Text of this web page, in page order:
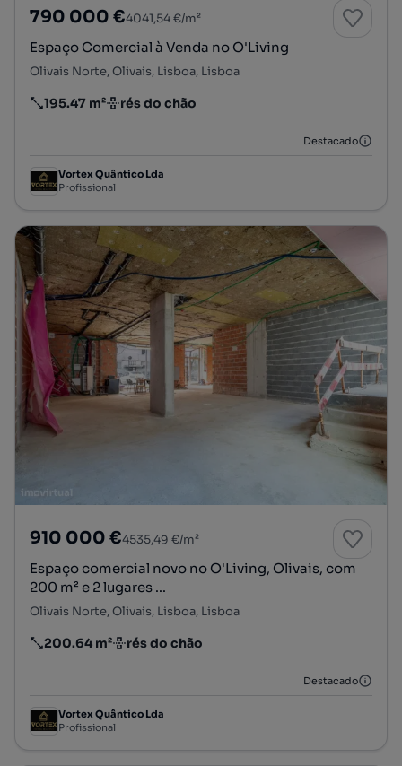
790 000 €4041,54 €/m²
Espaço Comercial à Venda no O'Living
Olivais Norte, Olivais, Lisboa, Lisboa
Preço por metro quadrado
195.47 m²
Andar rés do chão
Destacado
Vortex Quântico Lda
Profissional
910 000 €4535,49 €/m²
Espaço comercial novo no O'Living, Olivais, com
200 m² e 2 lugares ...
Olivais Norte, Olivais, Lisboa, Lisboa
Preço por metro quadrado
200.64 m²
Andar rés do chão
Destacado
Vortex Quântico Lda
Profissional